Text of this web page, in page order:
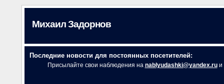
Михаил Задорнов
Последние новости для постоянных посетителей:
Присылайте свои наблюдения на nablyudashki@yandex.ruи